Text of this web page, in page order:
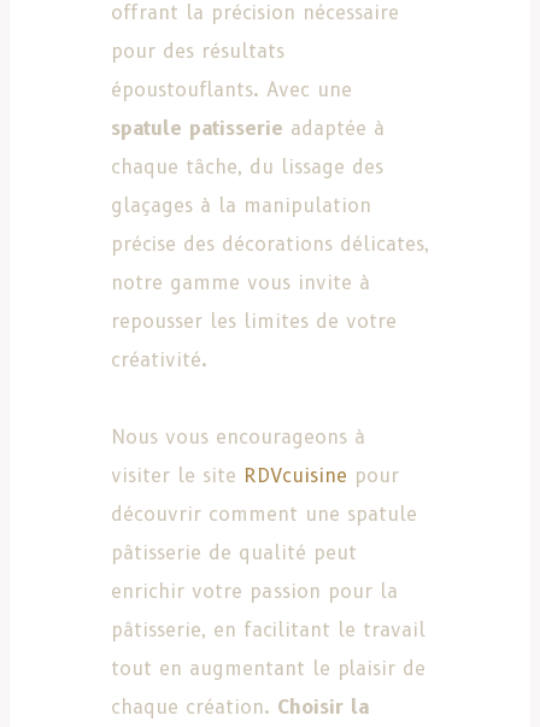
offrant la précision nécessaire
pour des résultats
époustouflants. Avec une
spatule patisserie adaptée à
chaque tâche, du lissage des
glaçages à la manipulation
précise des décorations délicates,
notre gamme vous invite à
repousser les limites de votre
créativité.
Nous vous encourageons à
visiter le site RDVcuisine pour
découvrir comment une spatule
pâtisserie de qualité peut
enrichir votre passion pour la
pâtisserie, en facilitant le travail
tout en augmentant le plaisir de
chaque création. Choisir la